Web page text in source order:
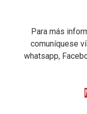
Para más
comuníquese
whatsapp,